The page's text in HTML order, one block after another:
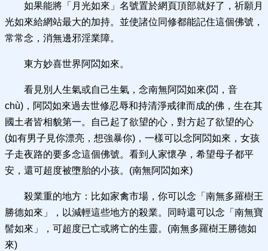
如果能將「月光如來」名號置於網頁頂部就好了，祈願月
光如來給網站最大的加持。並使諸位同修都能記住這個佛號，
常常念，消無邊邪淫業障。
東方妙喜世界阿閦如來。
看見別人生氣或自己生氣，念南無阿閦如來(閦，音
chù)，阿閦如來過去世修忍辱和持清淨戒律而成的佛，生在其
國土者皆相貌第一。自己起了欲望的心，對方起了欲望的心
(如有男子見你漂亮，想強暴你)，一樣可以念阿閦如來，女孩
子走夜路的要多念這個佛號。看到人家懷孕，希望母子都平
安，還可超度被墮胎的小孩。(南無阿閦如來)
殺業重的地方：比如家禽市場，你可以念「南無多羅樹王
勝德如來」，以減輕這些地方的殺業。同時還可以念「南無寶
髻如來」，可超度已亡或將亡的生靈。(南無多羅樹王勝德如
來)